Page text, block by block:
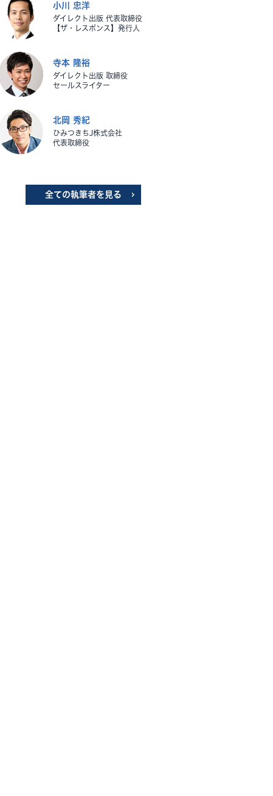
小川 忠洋
ダイレクト出版 代表取締役
【ザ・レスポンス】発行人
寺本 隆裕
ダイレクト出版 取締役
セールスライター
北岡 秀紀
ひみつきちJ株式会社
代表取締役
全ての執筆者を見る